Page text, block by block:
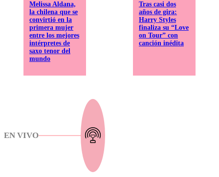
Melissa Aldana,
la chilena que se
convirtió en la
primera mujer
entre los mejores
intérpretes de
saxo tenor del
mundo
Tras casi dos
años de gira:
Harry Styles
finaliza su “Love
on Tour” con
canción inédita
EN VIVO